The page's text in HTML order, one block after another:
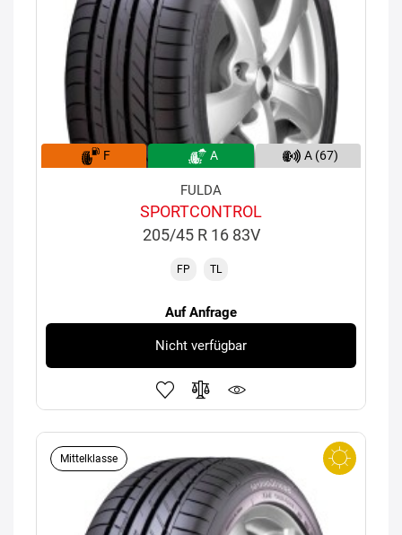
F A A (67)
FULDA
SPORTCONTROL
205/45 R 16 83V
FP TL
Auf Anfrage
Nicht verfügbar
Mittelklasse